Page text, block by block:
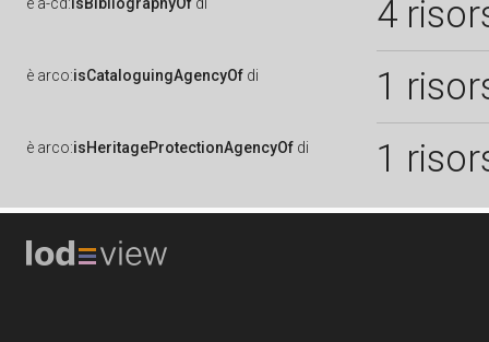
4
è arco:isCataloguingAgencyOf di 1
è arco:isHeritageProtectionAgencyOf di 1